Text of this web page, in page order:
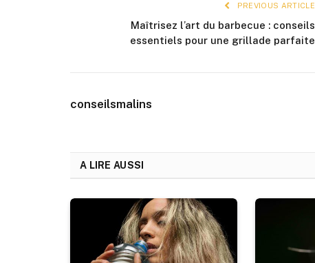
PREVIOUS ARTICLE
Maîtrisez l’art du barbecue : conseils
essentiels pour une grillade parfaite
conseilsmalins
A LIRE AUSSI